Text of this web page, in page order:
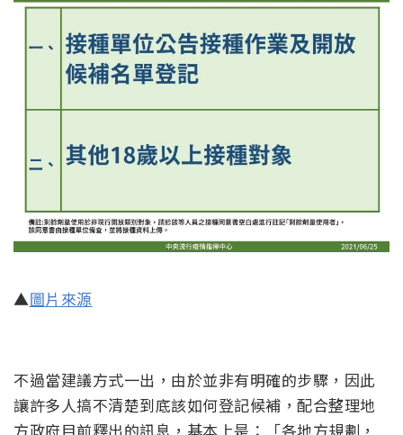
▲圖片來源
不過當建議方式一出，由於並非有明確的步驟，因此
讓許多人搞不清楚到底該如何登記候補，配合整理地
方政府目前釋出的訊息，基本上是：「各地方規劃，